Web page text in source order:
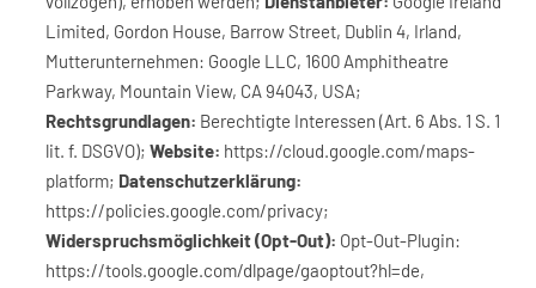
Limited, Gordon House, Barrow Street, Dublin 4, Irland,
Mutterunternehmen: Google LLC, 1600 Amphitheatre
Parkway, Mountain View, CA 94043, USA;
Rechtsgrundlagen: Berechtigte Interessen (Art. 6 Abs. 1 S. 1
lit. f. DSGVO); Website: https://cloud.google.com/maps-
platform; Datenschutzerklärung:
https://policies.google.com/privacy;
Widerspruchsmöglichkeit (Opt-Out): Opt-Out-Plugin:
https://tools.google.com/dlpage/gaoptout?hl=de,